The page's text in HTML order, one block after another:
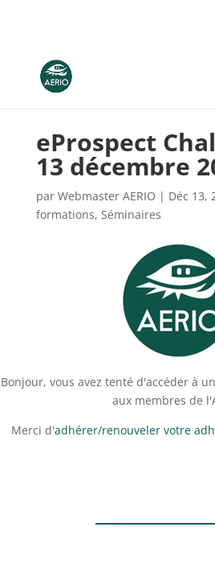
eProspect
13 décembre
par Webmaster AERIO | Déc 13,
formations, Séminaires
Bonjour, vous avez tenté d'accéder à
aux membres de
Merci d'adhérer/renouveler votre